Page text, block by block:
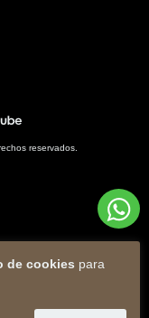
de cookies para
reservados.